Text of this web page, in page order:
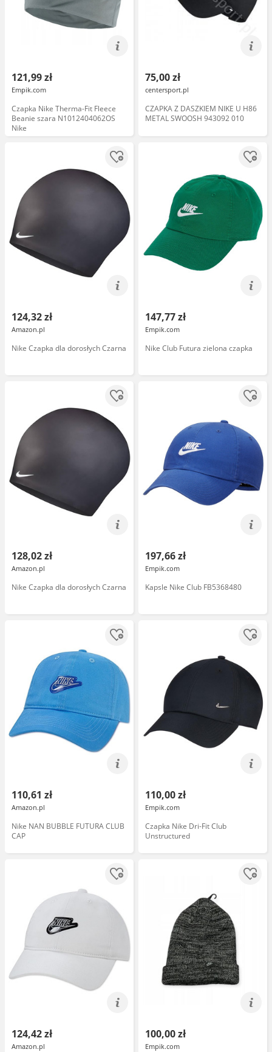
121,99 zł
Empik.com
Czapka Nike Therma-Fit Fleece
Beanie szara N1012404062OS
Nike
75,00 zł
centersport.pl
CZAPKA Z DASZKIEM NIKE U H86
METAL SWOOSH 943092 010
124,32 zł
Amazon.pl
Nike Czapka dla dorosłych Czarna
147,77 zł
Empik.com
Nike Club Futura zielona czapka
128,02 zł
Amazon.pl
Nike Czapka dla dorosłych Czarna
197,66 zł
Empik.com
Kapsle Nike Club FB5368480
110,61 zł
Amazon.pl
Nike NAN BUBBLE FUTURA CLUB
CAP
110,00 zł
Empik.com
Czapka Nike Dri-Fit Club
Unstructured
124,42 zł
Amazon.pl
100,00 zł
Empik.com